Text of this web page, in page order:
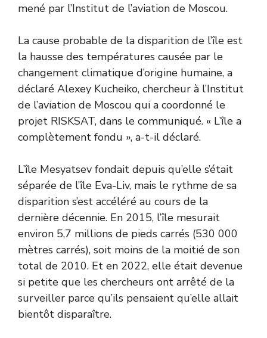
mené par l’Institut de l’aviation de Moscou.
La cause probable de la disparition de l’île est
la hausse des températures causée par le
changement climatique d’origine humaine, a
déclaré Alexey Kucheiko, chercheur à l’Institut
de l’aviation de Moscou qui a coordonné le
projet RISKSAT, dans le communiqué. « L’île a
complètement fondu », a-t-il déclaré.
L’île Mesyatsev fondait depuis qu’elle s’était
séparée de l’île Eva-Liv, mais le rythme de sa
disparition s’est accéléré au cours de la
dernière décennie. En 2015, l’île mesurait
environ 5,7 millions de pieds carrés (530 000
mètres carrés), soit moins de la moitié de son
total de 2010. Et en 2022, elle était devenue
si petite que les chercheurs ont arrêté de la
surveiller parce qu’ils pensaient qu’elle allait
bientôt disparaître.